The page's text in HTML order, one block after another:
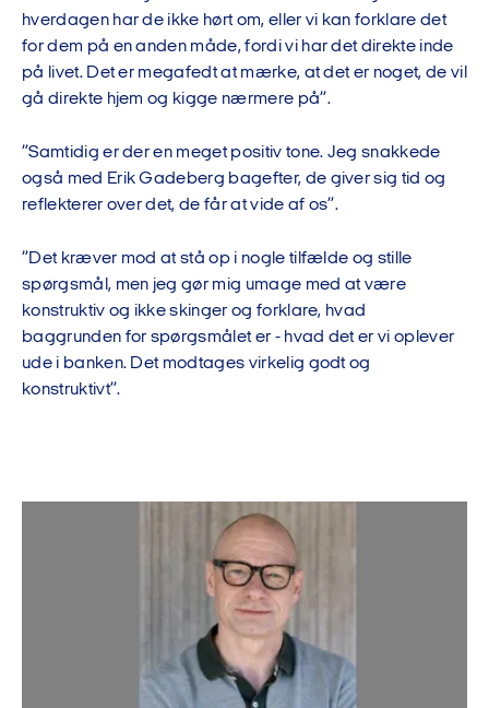
hverdagen har de ikke hørt om, eller vi kan forklare det
for dem på en anden måde, fordi vi har det direkte inde
på livet. Det er megafedt at mærke, at det er noget, de vil
gå direkte hjem og kigge nærmere på”.
”Samtidig er der en meget positiv tone. Jeg snakkede
også med Erik Gadeberg bagefter, de giver sig tid og
reflekterer over det, de får at vide af os”.
”Det kræver mod at stå op i nogle tilfælde og stille
spørgsmål, men jeg gør mig umage med at være
konstruktiv og ikke skinger og forklare, hvad
baggrunden for spørgsmålet er - hvad det er vi oplever
ude i banken. Det modtages virkelig godt og
konstruktivt”.